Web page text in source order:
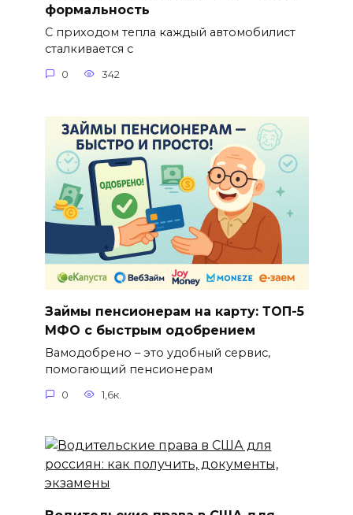
формальность
С приходом тепла каждый автомобилист
сталкивается с
0 342
Займы пенсионерам на карту: ТОП-5
МФО с быстрым одобрением
Вамодобрено – это удобный сервис,
помогающий пенсионерам
0 1,6к.